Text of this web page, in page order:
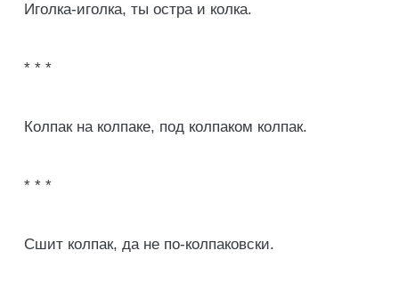
Иголка-иголка, ты остра и колка.
* * *
Колпак на колпаке, под колпаком колпак.
* * *
Сшит колпак, да не по-колпаковски.